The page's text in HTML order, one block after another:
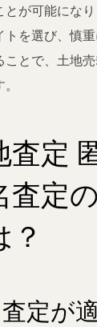
とが可能にな
トを選び、慎
ことで、土地
査定
査定
？
定が